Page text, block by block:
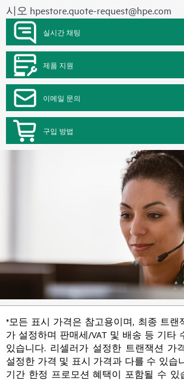
시오 hpestore.quote-request@hpe.com
실시간 채팅
제품 지원
이메일 문의
구입 방법
*모든 표시 가격은 참고용이며, 최종 트랜
가 설정하며 판매세/VAT 및 배송 등 기타
있습니다. 리셀러가 설정한 트랜잭션 가
설정한 가격 및 표시 가격과 다를 수 있습
기간 한정 프로모션 혜택이 포함될 수 있